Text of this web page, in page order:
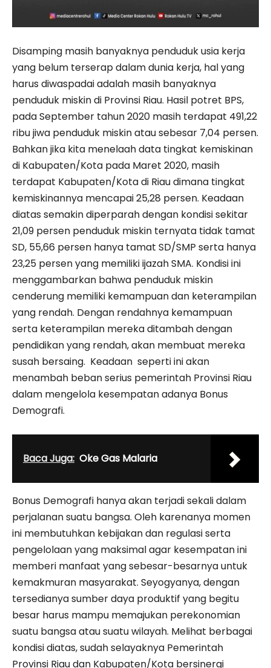
Disamping masih banyaknya penduduk usia kerja
yang belum terserap dalam dunia kerja, hal yang
harus diwaspadai adalah masih banyaknya
penduduk miskin di Provinsi Riau. Hasil potret BPS,
pada September tahun 2020 masih terdapat 491,22
ribu jiwa penduduk miskin atau sebesar 7,04 persen.
Bahkan jika kita menelaah data tingkat kemiskinan
di Kabupaten/Kota pada Maret 2020, masih
terdapat Kabupaten/Kota di Riau dimana tingkat
kemiskinannya mencapai 25,28 persen. Keadaan
diatas semakin diperparah dengan kondisi sekitar
21,09 persen penduduk miskin ternyata tidak tamat
SD, 55,66 persen hanya tamat SD/SMP serta hanya
23,25 persen yang memiliki ijazah SMA. Kondisi ini
menggambarkan bahwa penduduk miskin
cenderung memiliki kemampuan dan keterampilan
yang rendah. Dengan rendahnya kemampuan
serta keterampilan mereka ditambah dengan
pendidikan yang rendah, akan membuat mereka
susah bersaing. Keadaan seperti ini akan
menambah beban serius pemerintah Provinsi Riau
dalam mengelola kesempatan adanya Bonus
Demografi.
Baca Juga: Oke Gas Malaria
Bonus Demografi hanya akan terjadi sekali dalam
perjalanan suatu bangsa. Oleh karenanya momen
ini membutuhkan kebijakan dan regulasi serta
pengelolaan yang maksimal agar kesempatan ini
memberi manfaat yang sebesar-besarnya untuk
kemakmuran masyarakat. Seyogyanya, dengan
tersedianya sumber daya produktif yang begitu
besar harus mampu memajukan perekonomian
suatu bangsa atau suatu wilayah. Melihat berbagai
kondisi diatas, sudah selayaknya Pemerintah
Provinsi Riau dan Kabupaten/Kota bersinergi